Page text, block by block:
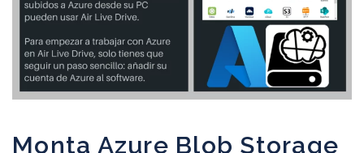
Monta Azure Blob Storage